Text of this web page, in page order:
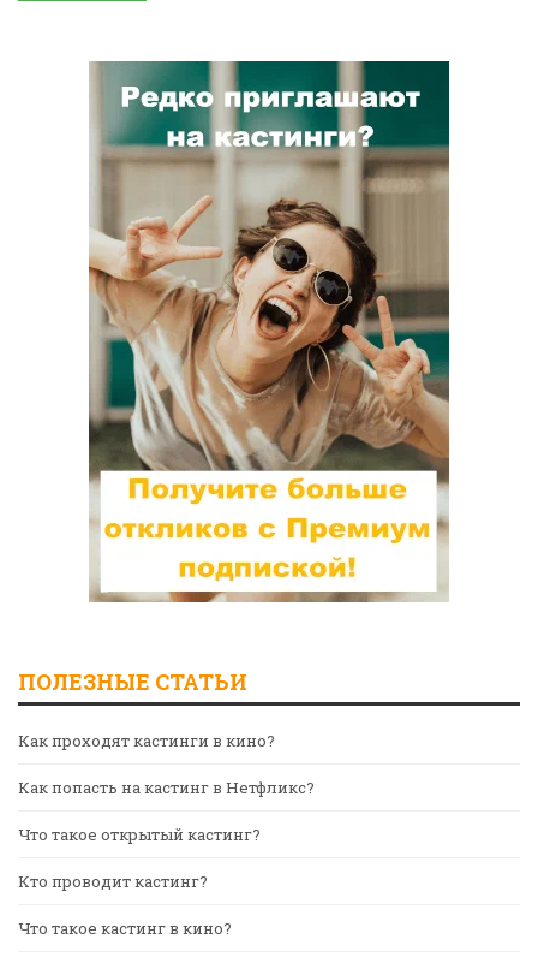
ПОЛЕЗНЫЕ СТАТЬИ
Как проходят кастинги в кино?
Как попасть на кастинг в Нетфликс?
Что такое открытый кастинг?
Кто проводит кастинг?
Что такое кастинг в кино?